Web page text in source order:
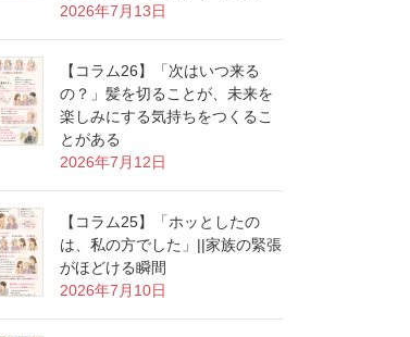
2026年7月13日
【コラム26】「次はいつ来る
の？」髪を切ることが、未来を
楽しみにする気持ちをつくるこ
とがある
2026年7月12日
【コラム25】「ホッとしたの
は、私の方でした」||家族の緊張
がほどける瞬間
2026年7月10日